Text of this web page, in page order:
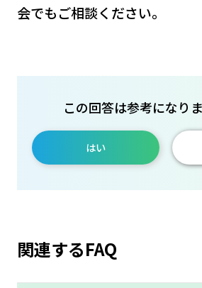
会でもご相談ください。
この回答は参考になり
はい
関連するFAQ